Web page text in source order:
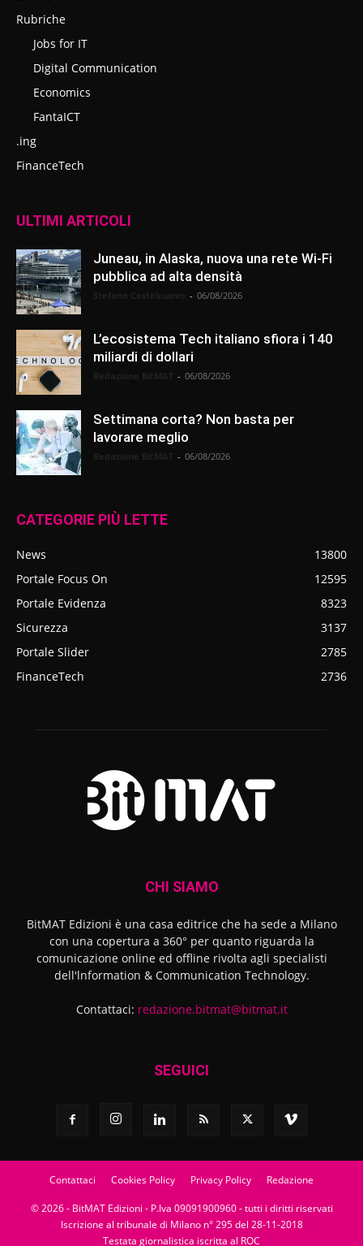
Rubriche
Jobs for IT
Digital Communication
Economics
FantaICT
.ing
FinanceTech
ULTIMI ARTICOLI
Juneau, in Alaska, nuova una rete Wi-Fi
pubblica ad alta densità
- 06/08/2026
L’ecosistema Tech italiano sfiora i 140
miliardi di dollari
- 06/08/2026
Settimana corta? Non basta per
lavorare meglio
- 06/08/2026
CATEGORIE PIÙ LETTE
News
13800
Portale Focus On
12595
Portale Evidenza
8323
Sicurezza
3137
Portale Slider
2785
FinanceTech
2736
CHI SIAMO
BitMAT Edizioni è una casa editrice che ha sede a Milano
con una copertura a 360° per quanto riguarda la
comunicazione online ed offline rivolta agli specialisti
dell'lnformation & Communication Technology.
Contattaci: redazione.bitmat@bitmat.it
SEGUICI
Contattaci Cookies Policy Privacy Policy Redazione
© 2026 - BitMAT Edizioni - P.Iva 09091900960 - tutti i diritti riservati
Iscrizione al tribunale di Milano n° 295 del 28-11-2018
Testata giornalistica iscritta al ROC